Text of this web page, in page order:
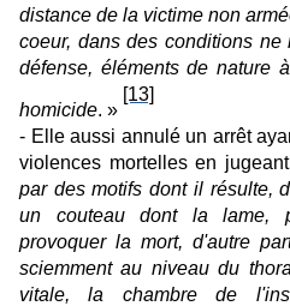
distance de la victime non
coeur, dans des conditions
défense, éléments de nature
homicide. »
[13]
- Elle aussi annulé un arrêt
violences mortelles en
par des motifs dont il résulte,
un couteau dont la lame,
provoquer la mort, d'autre
sciemment au niveau du
vitale, la chambre de